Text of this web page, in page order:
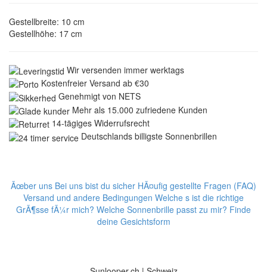
Gestellbreite: 10 cm
Gestellhöhe: 17 cm
Wir versenden immer werktags
Kostenfreier Versand ab €30
Genehmigt von NETS
Mehr als 15.000 zufriedene Kunden
14-tägiges Widerrufsrecht
Deutschlands billigste Sonnenbrillen
Ãœber uns Bei uns bist du sicher HÃ¤ufig gestellte Fragen (FAQ)
Versand und andere Bedingungen Welche s ist die richtige
GrÃ¶sse fÃ¼r mich? Welche Sonnenbrille passt zu mir? Finde
deine Gesichtsform